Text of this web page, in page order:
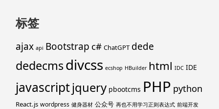
标签
ajax api Bootstrap c# ChatGPT dede
dedecmsdivcss ecshop HBuilder html IDC IDE
javascriptjquery pbootcms PHP python
React.js wordpress 健身器材 公众号 再也不用学习正则表达式 前端开发